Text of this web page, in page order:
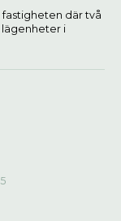
där två
lägenheter i